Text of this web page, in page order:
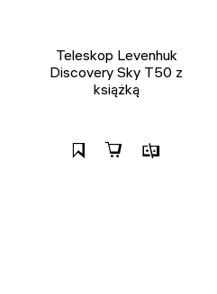
Teleskop Levenhuk
Discovery Sky T50 z
książką